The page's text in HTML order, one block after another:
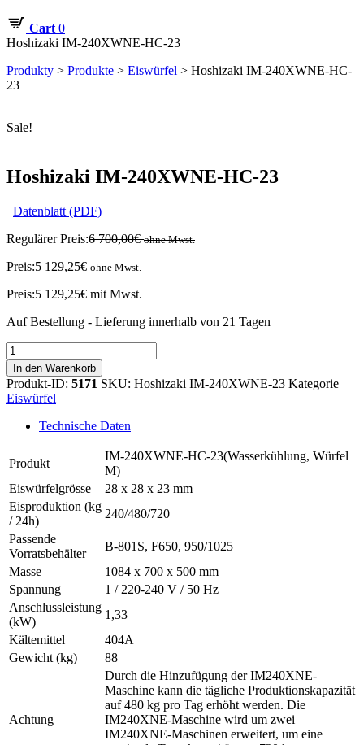
Cart 0
Hoshizaki IM-240XWNE-HC-23
Produkty > Produkte > Eiswürfel > Hoshizaki IM-240XWNE-HC-
23
Sale!
Hoshizaki IM-240XWNE-HC-23
Datenblatt (PDF)
Regulärer Preis:6 700,00€ ohne Mwst.
Preis:5 129,25€ ohne Mwst.
Preis:5 129,25€ mit Mwst.
Auf Bestellung - Lieferung innerhalb von 21 Tagen
Hoshizaki
IM-
240XWNE-
HC-
23
Menge
In den Warenkorb
Produkt-ID: 5171 SKU: Hoshizaki IM-240XWNE-23 Kategorie
Eiswürfel
Technische Daten
Produkt
IM-240XWNE-HC-23(Wasserkühlung, Würfel
M)
Eiswürfelgrösse
28 x 28 x 23 mm
Eisproduktion (kg
/ 24h)
240/480/720
Passende
Vorratsbehälter
B-801S, F650, 950/1025
Masse
1084 x 700 x 500 mm
Spannung
1 / 220-240 V / 50 Hz
Anschlussleistung
(kW)
1,33
Kältemittel
404A
Gewicht (kg)
88
Achtung
Durch die Hinzufügung der IM240XNE-
Maschine kann die tägliche Produktionskapazität
auf 480 kg pro Tag erhöht werden. Die
IM240XNE-Maschine wird um zwei
IM240XNE-Maschinen erweitert, um eine